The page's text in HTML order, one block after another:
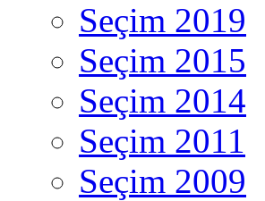
Seçim 2019
Seçim 2015
Seçim 2014
Seçim 2011
Seçim 2009